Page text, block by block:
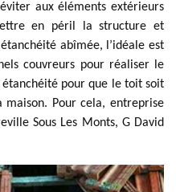
aux éléments extérieurs
en péril la structure et
abîmée, l’idéale est
couvreurs pour réaliser le
pour que le toit soit
maison. Pour cela, entreprise
Sous Les Monts, G David